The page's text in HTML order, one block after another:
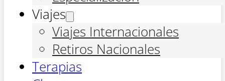
Viajes
Viajes Internacionales
Retiros Nacionales
Terapias